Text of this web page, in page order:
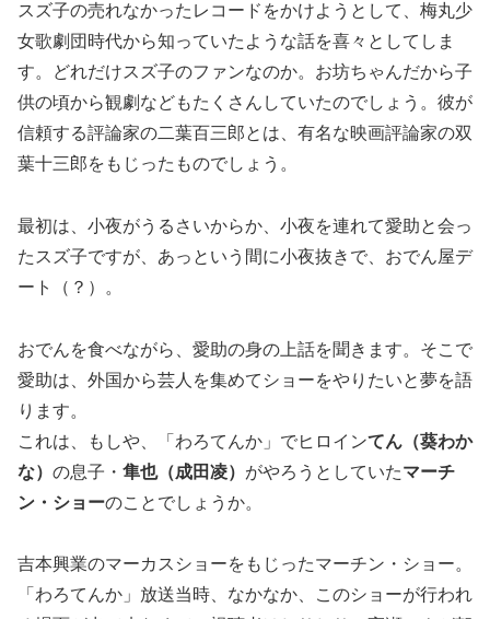
スズ子の売れなかったレコードをかけようとして、梅丸少
女歌劇団時代から知っていたような話を喜々としてしま
す。どれだけスズ子のファンなのか。お坊ちゃんだから子
供の頃から観劇などもたくさんしていたのでしょう。彼が
信頼する評論家の二葉百三郎とは、有名な映画評論家の双
葉十三郎をもじったものでしょう。
最初は、小夜がうるさいからか、小夜を連れて愛助と会っ
たスズ子ですが、あっという間に小夜抜きで、おでん屋デ
ート（？）。
おでんを食べながら、愛助の身の上話を聞きます。そこで
愛助は、外国から芸人を集めてショーをやりたいと夢を語
ります。
これは、もしや、「わろてんか」でヒロインてん（葵わか
な） の息子・ 隼也（成田凌） がやろうとしていたマーチ
ン・ショーのことでしょうか。
吉本興業のマーカスショーをもじったマーチン・ショー。
「わろてんか」放送当時、なかなか、このショーが行われ